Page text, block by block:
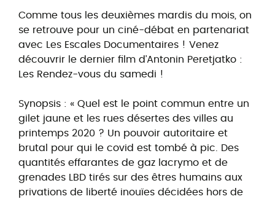
Comme tous les deuxièmes mardis du mois, on
se retrouve pour un ciné-débat en partenariat
avec Les Escales Documentaires ! Venez
découvrir le dernier film d’Antonin Peretjatko :
Les Rendez-vous du samedi !
Synopsis : « Quel est le point commun entre un
gilet jaune et les rues désertes des villes au
printemps 2020 ? Un pouvoir autoritaire et
brutal pour qui le covid est tombé à pic. Des
quantités effarantes de gaz lacrymo et de
grenades LBD tirés sur des êtres humains aux
privations de liberté inouïes décidées hors de